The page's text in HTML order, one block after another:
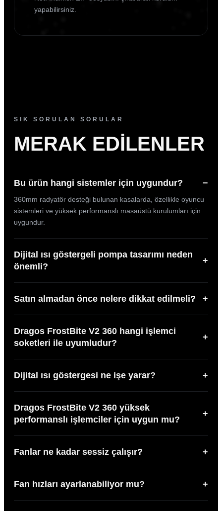
yapabilirsiniz.
SIK SORULAN SORULAR
MERAK EDILENLER
Bu ürün hangi sistemler için uygundur? −
360mm radyatör desteği bulunan kasalarda, özellikle oyuncu
sistemleri ve yüksek performanslı masaüstü kurulumları için
uygundur.
Dijital ısı göstergeli pompa tasarımı neden
önemli?
+
Satın almadan önce nelere dikkat edilmeli? +
Dragos FrostBite V2 360 hangi işlemci
soketleri ile uyumludur?
+
Dijital ısı göstergesi ne işe yarar? +
Dragos FrostBite V2 360 yüksek
performanslı işlemciler için uygun mu?
+
Fanlar ne kadar sessiz çalışır? +
Fan hızları ayarlanabiliyor mu? +